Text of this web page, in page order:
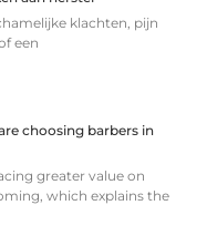
klachten, pijn
een
choosing barbers in
greater value on
which explains the